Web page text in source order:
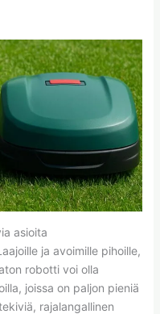
asioita
ja avoimille pihoille,
robotti voi olla
joissa on paljon pieniä
rajalangallinen